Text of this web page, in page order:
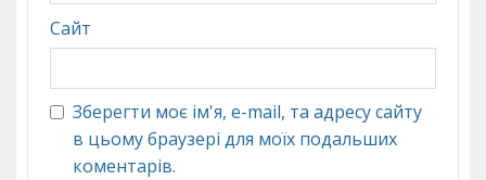
Сайт
Зберегти моє ім'я, e-mail, та адресу сайту
в цьому браузері для моїх подальших
коментарів.